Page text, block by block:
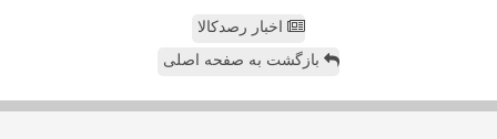
اخبار رصدکالا
بازگشت به صفحه اصلی